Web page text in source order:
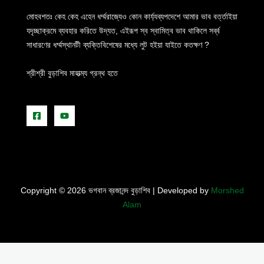
মোহবশতঃ কেহ কেহ এহেন ধর্ম্মরাজ্যেও কোন কার্য্যব্যপদেশে আমার ভাব বর্ত্তাইয়া
যদৃচ্ছাক্রমে ব্যবহার করিতে উদ্যত, এইরূপ স্ব স্বামিত্ব ভাব থাকিলে সর্ব্ব
সাধারণের ধর্ম্মস্থানটী ব্যক্তিবিশেষের মধ্যে লুট হইয়া যাইতে কতক্ষণ ?
শ্রীশ্রী বুড়াশিব মাহাত্ম্য গ্রন্থ হতে
Copyright © 2026 ভগবান ব্রজানন্দ বুড়াশিব | Developed by Morshed
Alam